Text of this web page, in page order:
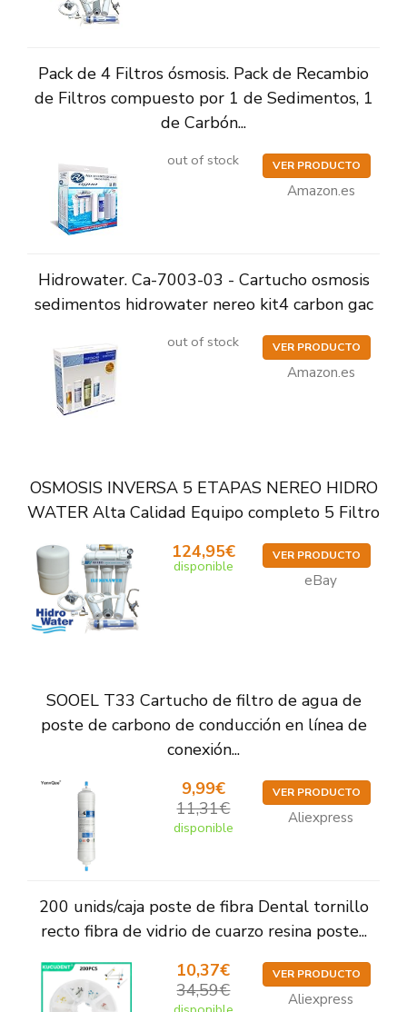
Pack de 4 Filtros ósmosis. Pack de Recambio
de Filtros compuesto por 1 de Sedimentos, 1
de Carbón...
out of stock VER PRODUCTO
Amazon.es
Hidrowater. Ca-7003-03 - Cartucho osmosis
sedimentos hidrowater nereo kit4 carbon gac
out of stock VER PRODUCTO
Amazon.es
OSMOSIS INVERSA 5 ETAPAS NEREO HIDRO
WATER Alta Calidad Equipo completo 5 Filtro
124,95€
disponible
VER PRODUCTO
eBay
SOOEL T33 Cartucho de filtro de agua de
poste de carbono de conducción en línea de
conexión...
9,99€
11,31€
disponible
VER PRODUCTO
Aliexpress
200 unids/caja poste de fibra Dental tornillo
recto fibra de vidrio de cuarzo resina poste...
10,37€
34,59€
VER PRODUCTO
Aliexpress